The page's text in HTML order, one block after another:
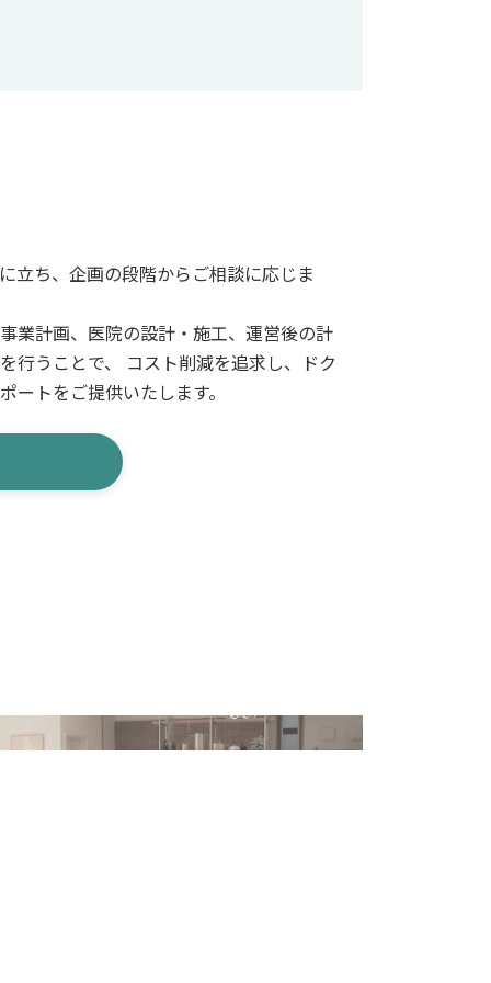
立ち、企画の段階からご相談に応じま
業計画、医院の設計・施工、運営後の計
行うことで、 コスト削減を追求し、ドク
ートをご提供いたします。